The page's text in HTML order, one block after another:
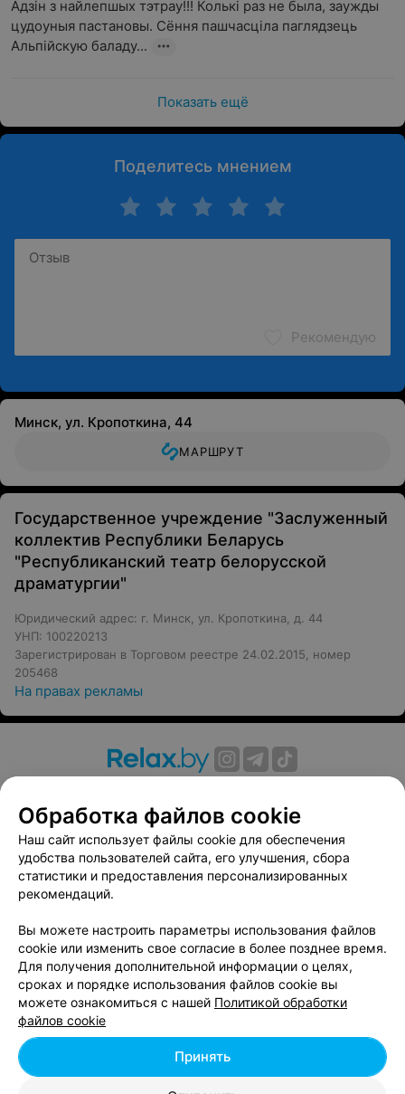
Адзiн з найлепшых тэтрау!!! Колькi раз не была, заужды
цудоуныя пастановы. Сёння пашчасцiла паглядзець
Альпiйскую баладу...
Показать ещё
Поделитесь мнением
Рекомендую
Минск, ул. Кропоткина, 44
МАРШРУТ
Государственное учреждение "Заслуженный
коллектив Республики Беларусь
"Республиканский театр белорусской
драматургии"
Юридический адрес: г. Минск, ул. Кропоткина, д. 44
УНП: 100220213
Зарегистрирован в Торговом реестре 24.02.2015, номер
205468
На правах рекламы
Вакансии
Публичный договор
Способы оплаты
Публичный договор по использованию сервиса
«Афиша»
Пользовательское соглашение
Связаться по вопросам сотрудничества
Написать руководителю relax.by
Персональные настройки cookie
Обработка персональных данных
© 2026 ООО «Артокс Лаб», УНП 191700409, регистрирующий орган -
Обработка файлов cookie
Наш сайт использует файлы cookie для обеспечения
удобства пользователей сайта, его улучшения, сбора
статистики и предоставления персонализированных
рекомендаций.
Вы можете настроить параметры использования файлов
cookie или изменить свое согласие в более позднее время.
Для получения дополнительной информации о целях,
сроках и порядке использования файлов cookie вы
можете ознакомиться с нашей Политикой обработки
файлов cookie
Принять